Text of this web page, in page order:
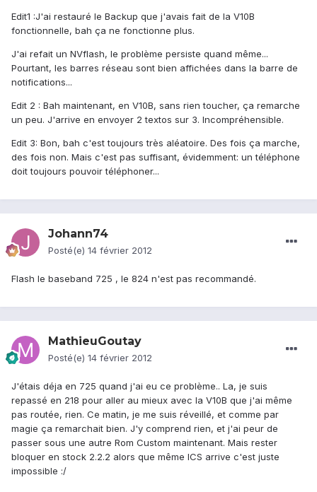
Edit1 :J'ai restauré le Backup que j'avais fait de la V10B
fonctionnelle, bah ça ne fonctionne plus.
J'ai refait un NVflash, le problème persiste quand même...
Pourtant, les barres réseau sont bien affichées dans la barre de
notifications...
Edit 2 : Bah maintenant, en V10B, sans rien toucher, ça remarche
un peu. J'arrive en envoyer 2 textos sur 3. Incompréhensible.
Edit 3: Bon, bah c'est toujours très aléatoire. Des fois ça marche,
des fois non. Mais c'est pas suffisant, évidemment: un téléphone
doit toujours pouvoir téléphoner...
Johann74
Posté(e) 14 février 2012
Flash le baseband 725 , le 824 n'est pas recommandé.
MathieuGoutay
Posté(e) 14 février 2012
J'étais déja en 725 quand j'ai eu ce problème.. La, je suis
repassé en 218 pour aller au mieux avec la V10B que j'ai même
pas routée, rien. Ce matin, je me suis réveillé, et comme par
magie ça remarchait bien. J'y comprend rien, et j'ai peur de
passer sous une autre Rom Custom maintenant. Mais rester
bloquer en stock 2.2.2 alors que même ICS arrive c'est juste
impossible :/